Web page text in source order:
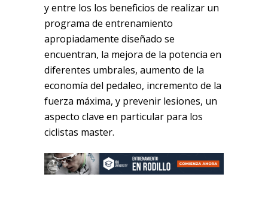
y entre los los beneficios de realizar un
programa de entrenamiento
apropiadamente diseñado se
encuentran, la mejora de la potencia en
diferentes umbrales, aumento de la
economía del pedaleo, incremento de la
fuerza máxima, y prevenir lesiones, un
aspecto clave en particular para los
ciclistas master.